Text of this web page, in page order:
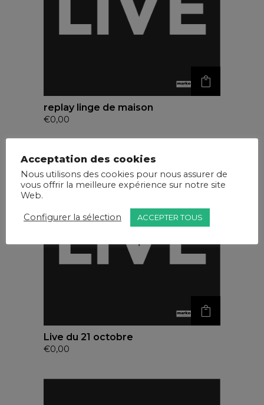
replay linge de maison
€0,00
Live du 21 octobre
€0,00
Acceptation des cookies
Nous utilisons des cookies pour nous assurer de
vous offrir la meilleure expérience sur notre site
Web.
Configurer la sélection ACCEPTER TOUS